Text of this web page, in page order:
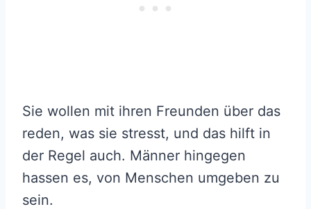
Sie wollen mit ihren Freunden über das
reden, was sie stresst, und das hilft in
der Regel auch. Männer hingegen
hassen es, von Menschen umgeben zu
sein.